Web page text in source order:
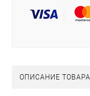
ОПИСАНИЕ ТОВАРА